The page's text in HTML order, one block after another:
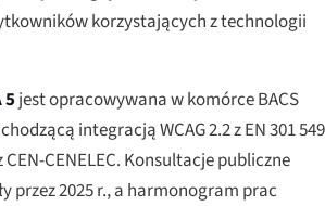
korzystających z technologii
5jest opracowywana w komórce BACS
integracją WCAG 2.2 z EN 301 549
CENELEC. Konsultacje publiczne
przez 2025 r., a harmonogram prac